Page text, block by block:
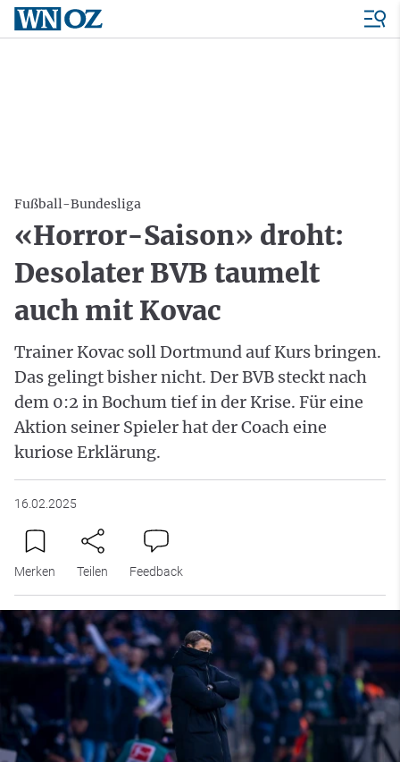
Fußball-Bundesliga
«Horror-Saison» droht:
Desolater BVB taumelt
auch mit Kovac
Trainer Kovac soll Dortmund auf Kurs bringen.
Das gelingt bisher nicht. Der BVB steckt nach
dem 0:2 in Bochum tief in der Krise. Für eine
Aktion seiner Spieler hat der Coach eine
kuriose Erklärung.
16.02.2025
Merken Teilen Feedback